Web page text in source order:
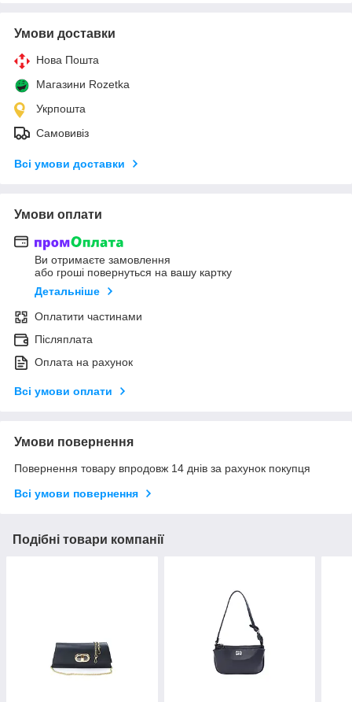
Умови доставки
Нова Пошта
Магазини Rozetka
Укрпошта
Самовивіз
Всі умови доставки
Умови оплати
Ви отримаєте замовлення
або гроші повернуться на вашу картку
Детальніше
Оплатити частинами
Післяплата
Оплата на рахунок
Всі умови оплати
Умови повернення
Повернення товару впродовж 14 днів за рахунок покупця
Всі умови повернення
Подібні товари компанії